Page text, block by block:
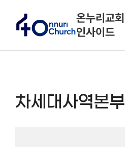
온누리교회
인사이드
차세대사역본부